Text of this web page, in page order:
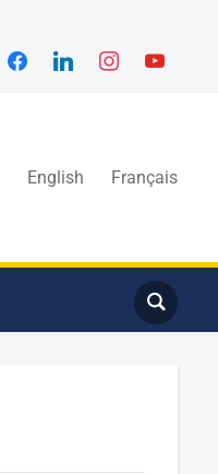
English Français